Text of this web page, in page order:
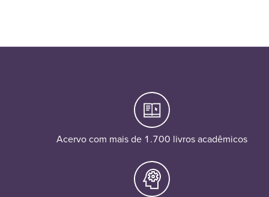
Acervo com mais de 1.700 livros acadêmicos